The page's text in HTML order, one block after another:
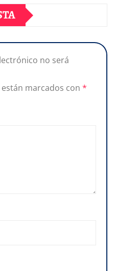
no será
marcados con *